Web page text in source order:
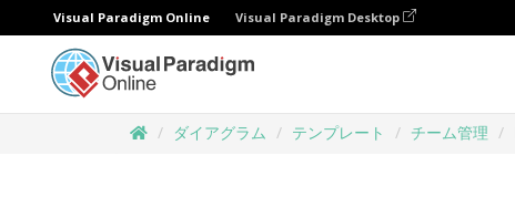
Visual Paradigm Online Visual Paradigm Desktop
ダイアグラム テンプレート チーム管理